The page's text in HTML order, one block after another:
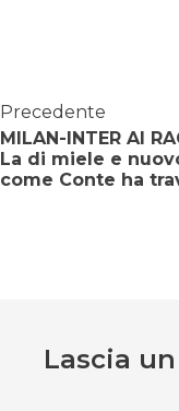
Precedente
MILAN-INTER AI
La di miele e
come Conte ha
Lascia